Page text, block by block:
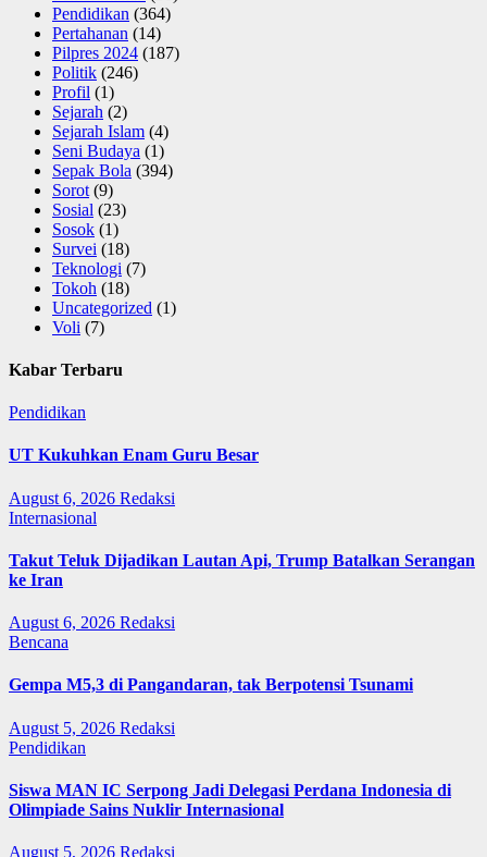
Pendidikan (364)
Pertahanan (14)
Pilpres 2024 (187)
Politik (246)
Profil (1)
Sejarah (2)
Sejarah Islam (4)
Seni Budaya (1)
Sepak Bola (394)
Sorot (9)
Sosial (23)
Sosok (1)
Survei (18)
Teknologi (7)
Tokoh (18)
Uncategorized (1)
Voli (7)
Kabar Terbaru
Pendidikan
UT Kukuhkan Enam Guru Besar
August 6, 2026 Redaksi
Internasional
Takut Teluk Dijadikan Lautan Api, Trump Batalkan Serangan
ke Iran
August 6, 2026 Redaksi
Bencana
Gempa M5,3 di Pangandaran, tak Berpotensi Tsunami
August 5, 2026 Redaksi
Pendidikan
Siswa MAN IC Serpong Jadi Delegasi Perdana Indonesia di
Olimpiade Sains Nuklir Internasional
August 5, 2026 Redaksi